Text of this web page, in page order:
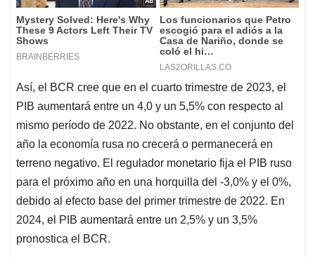
Así, el BCR cree que en el cuarto trimestre de 2023, el
PIB aumentará entre un 4,0 y un 5,5% con respecto al
mismo período de 2022. No obstante, en el conjunto del
año la economía rusa no crecerá o permanecerá en
terreno negativo. El regulador monetario fija el PIB ruso
para el próximo año en una horquilla del -3,0% y el 0%,
debido al efecto base del primer trimestre de 2022. En
2024, el PIB aumentará entre un 2,5% y un 3,5%
pronostica el BCR.